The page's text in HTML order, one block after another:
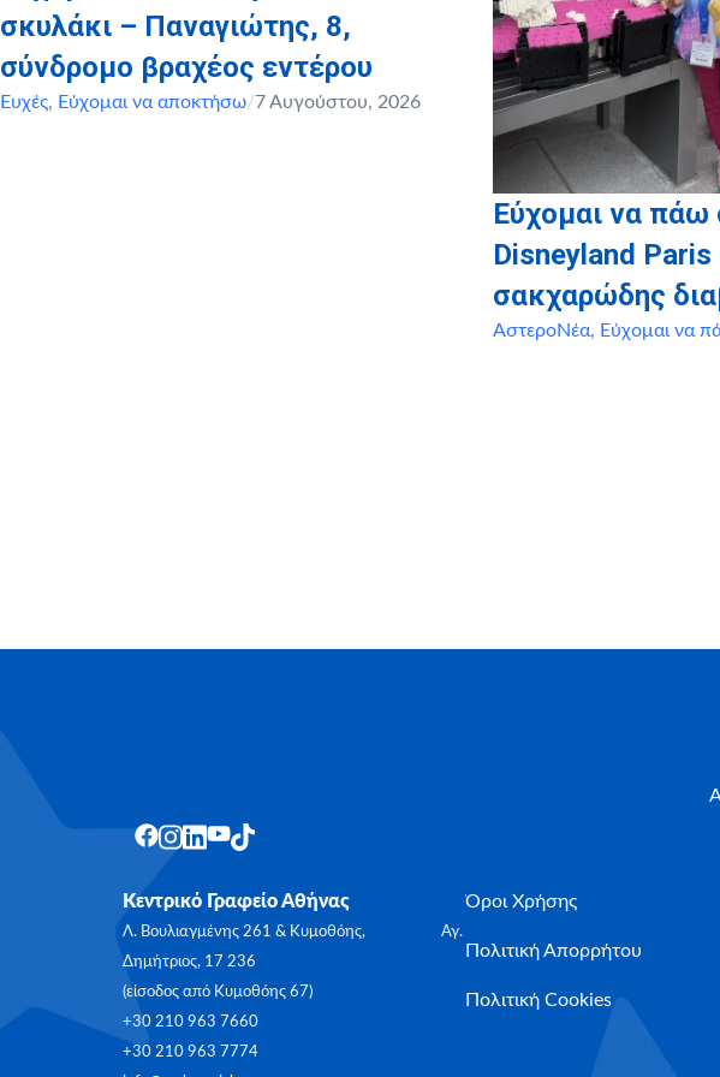
σκυλάκι – Παναγιώτης, 8,
σύνδρομο βραχέος εντέρου
Ευχές, Εύχομαι να αποκτήσω/7 Αυγούστου, 2026
Εύχομαι να πάω
Disneyland Paris
σακχαρώδης
ΑστεροΝέα, Εύχομαι να
Κεντρικό Γραφείο Αθήνας
Λ. Βουλιαγμένης 261 & Κυμοθόης, Αγ.
Δημήτριος, 17 236
(είσοδος από Κυμοθόης 67)
+30 210 963 7660
+30 210 963 7774
Όροι Χρήσης
Πολιτική Απορρήτου
Πολιτική Cookies